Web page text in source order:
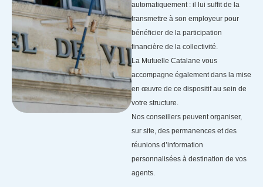
automatiquement : il lui suffit de la
transmettre à son employeur pour
bénéficier de la participation
financière de la collectivité.
La Mutuelle Catalane vous
accompagne également dans la mise
en œuvre de ce dispositif au sein de
votre structure.
Nos conseillers peuvent organiser,
sur site, des permanences et des
réunions d’information
personnalisées à destination de vos
agents.